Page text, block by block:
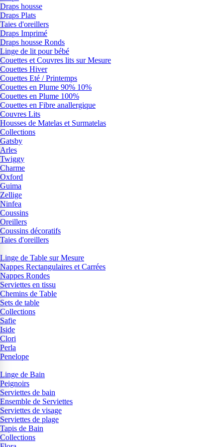
Draps housse
Draps Plats
Taies d'oreillers
Draps Imprimé
Draps housse Ronds
Linge de lit pour bébé
Couettes et Couvres lits sur Mesure
Couettes Hiver
Couettes Eté / Printemps
Couettes en Plume 90% 10%
Couettes en Plume 100%
Couettes en Fibre anallergique
Couvres Lits
Housses de Matelas et Surmatelas
Collections
Gatsby
Arles
Twiggy
Charme
Oxford
Guima
Zellige
Ninfea
Coussins
Oreillers
Coussins décoratifs
Taies d'oreillers
Linge de Table sur Mesure
Nappes Rectangulaires et Carrées
Nappes Rondes
Serviettes en tissu
Chemins de Table
Sets de table
Collections
Safie
Iside
Clori
Perla
Penelope
Linge de Bain
Peignoirs
Serviettes de bain
Ensemble de Serviettes
Serviettes de visage
Serviettes de plage
Tapis de Bain
Collections